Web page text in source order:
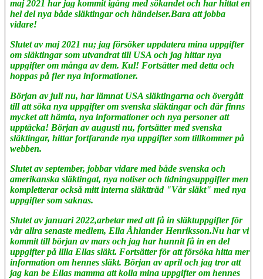
maj 2021 har jag kommit igång med sökandet och har hittat en
hel del nya både släktingar och händelser.Bara att jobba
vidare!
Slutet av maj 2021 nu; jag försöker uppdatera mina uppgifter
om släktingar som utvandrat till USA och jag hittar nya
uppgifter om många av dem. Kul! Fortsätter med detta och
hoppas på fler nya informationer.
Början av juli nu, har lämnat USA släktingarna och övergått
till att söka nya uppgifter om svenska släktingar och där finns
mycket att hämta, nya informationer och nya personer att
upptäcka! Början av augusti nu, fortsätter med svenska
släktingar, hittar fortfarande nya uppgifter som tillkommer på
webben.
Slutet av september, jobbar vidare med både svenska och
amerikanska släktingat, nya notiser och tidningsuppgifter men
kompletterar också mitt interna släktträd "Vår släkt" med nya
uppgifter som saknas.
Slutet av januari 2022,arbetar med att få in släktuppgifter för
vår allra senaste medlem, Ella Åhlander Henriksson.Nu har vi
kommit till början av mars och jag har hunnit få in en del
uppgifter på lilla Ellas släkt. Fortsätter för att försöka hitta mer
information om hennes släkt. Början av april och jag tror att
jag kan be Ellas mamma att kolla mina uppgifter om hennes